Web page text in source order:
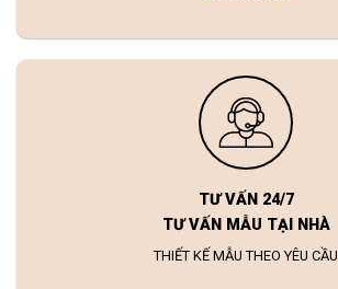
TƯ VẤN 24/7
TƯ VẤN MẪU TẠI NHÀ
THIẾT KẾ MẪU THEO YÊU CẦU